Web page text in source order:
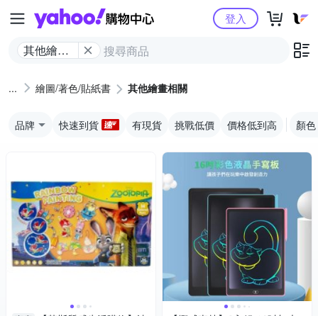
Yahoo購物中心
其他繪畫
登入
繪圖/著色/貼紙書 其他繪畫相關
品牌 快速到貨 有現貨 挑戰低價 價格低到高 顏色